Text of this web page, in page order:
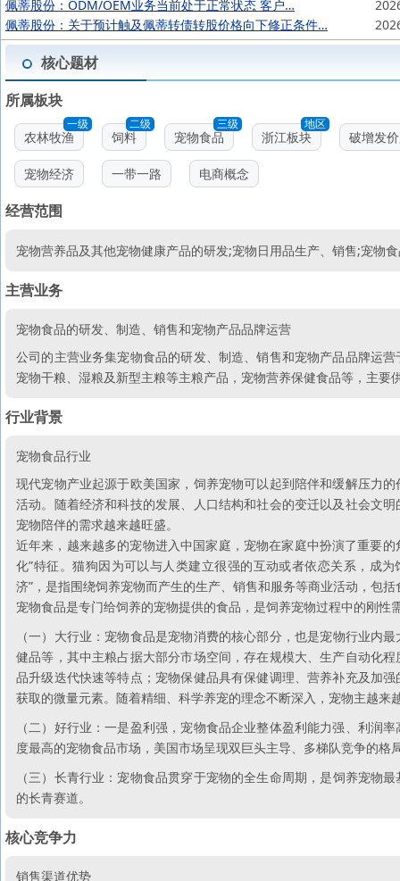
佩蒂股份：ODM/OEM业务当前处于正常状态 客户…
佩蒂股份：关于预计触及佩蒂转债转股价格向下修正条件…
核心题材
所属板块
一级
农林牧渔
二级
饲料
三级
宠物食品
地区
浙江板块 破增发
宠物经济 一带一路 电商概念
经营范围
宠物营养品及其他宠物健康产品的研发;宠物日用品生产、销售;宠物
主营业务
宠物食品的研发、制造、销售和宠物产品品牌运营
公司的主营业务集宠物食品的研发、制造、销售和宠物产品品牌运
宠物干粮、湿粮及新型主粮等主粮产品，宠物营养保健食品等，主要
行业背景
宠物食品行业
现代宠物产业起源于欧美国家，饲养宠物可以起到陪伴和缓解压力
活动。随着经济和科技的发展、人口结构和社会的变迁以及社会文
宠物陪伴的需求越来越旺盛。
近年来，越来越多的宠物进入中国家庭，宠物在家庭中扮演了重要
化”特征。猫狗因为可以与人类建立很强的互动或者依恋关系，成
济”，是指围绕饲养宠物而产生的生产、销售和服务等商业活动，包
宠物食品是专门给饲养的宠物提供的食品，是饲养宠物过程中的刚性
（一）大行业：宠物食品是宠物消费的核心部分，也是宠物行业内
健品等，其中主粮占据大部分市场空间，存在规模大、生产自动化
品升级迭代快速等特点；宠物保健品具有保健调理、营养补充及加
获取的微量元素。随着精细、科学养宠的理念不断深入，宠物主越
（二）好行业：一是盈利强，宠物食品企业整体盈利能力强、利润
度最高的宠物食品市场，美国市场呈现双巨头主导、多梯队竞争的
（三）长青行业：宠物食品贯穿于宠物的全生命周期，是饲养宠物
的长青赛道。
核心竞争力
销售渠道优势